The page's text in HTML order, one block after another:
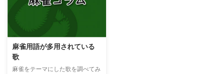
麻雀用語が多用されている
歌
麻雀をテーマにした歌を調べてみ